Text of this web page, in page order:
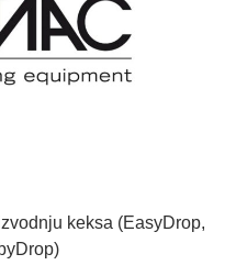
keksa (EasyDrop,